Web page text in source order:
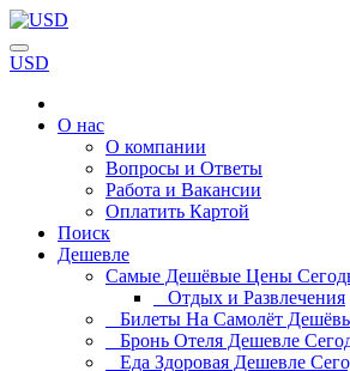
USD
О нас
О компании
Вопросы и Ответы
Работа и Вакансии
Оплатить Картой
Поиск
Дешевле
Самые Дешёвые Цены
Отдых и Развлечения
Билеты На Самолёт
Бронь Отеля Дешевле
Еда Здоровая Дешевле